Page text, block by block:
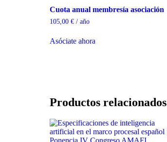
Cuota anual membresía asociación
105,00 € / año
Asóciate ahora
Productos relacionados